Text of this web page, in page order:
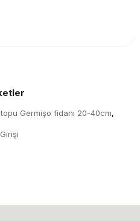
Germişo fidanı 20-40cm,